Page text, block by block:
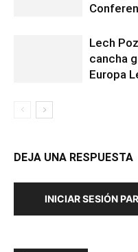
Lech
cancha
Europa
DEJA UNA RESPUESTA
INICIAR SESIÓN